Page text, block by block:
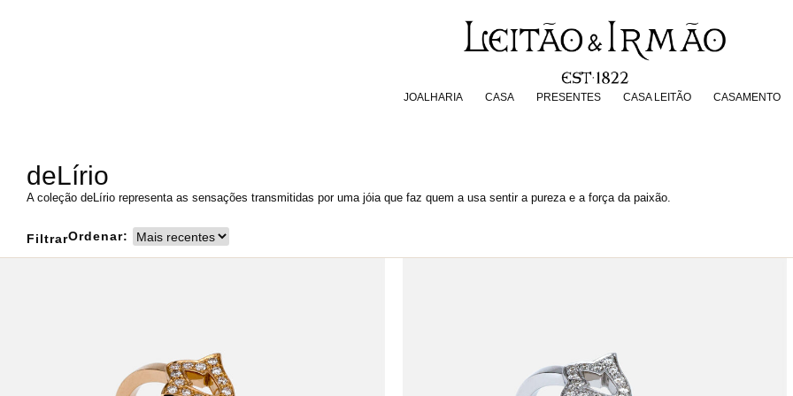
JOALHARIA CASA PRESENTES CASA LEITÃO CASAMENTO
PRESENTES CASA LEITÃO
deLírio
A coleção deLírio representa as sensações transmitidas por uma jóia que faz quem a usa sentir a pureza e a força da paixão.
FiltrarOrdenar: